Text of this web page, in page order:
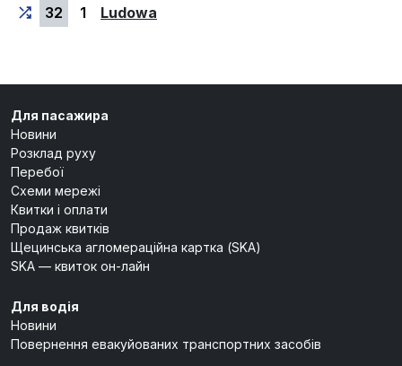
32
1 Ludowa
Для пасажира
Новини
Розклад руху
Перебої
Схеми мережі
Квитки і оплати
Продаж квитків
Щецинська агломераційна картка (SKA)
SKA — квиток он-лайн
Для водія
Новини
Повернення евакуйованих транспортних засобів